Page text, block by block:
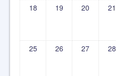
18 19 20 21
25 26 27 28